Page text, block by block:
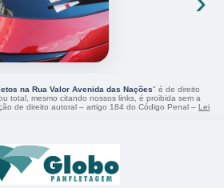
na Rua Valor Avenida das Nações" é de direito
total, mesmo citando nossos links, é proibida sem a
de direito autoral – artigo 184 do Código Penal – Lei